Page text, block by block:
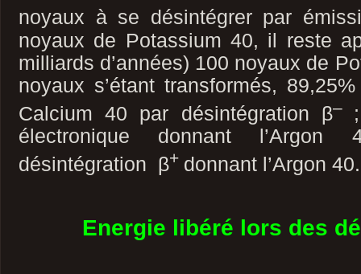
noyaux à se désintégrer par
noyaux de Potassium 40, il reste
milliards d’années) 100 noyaux de
noyaux s’étant transformés,
Calcium 40 par désintégration β–
électronique donnant
désintégration β+ donnant l’Argon 40.
Energie libéré lors des